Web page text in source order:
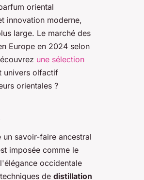
oriental
innovation moderne,
large. Le marché des
Europe en 2024 selon
une sélection
univers olfactif
orientales ?
un savoir-faire ancestral
imposée comme le
occidentale
de distillation